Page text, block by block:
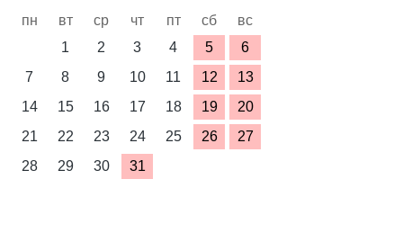
пн вт ср чт пт сб
вс
1
2 3 4 5
6
7
8 9 10 11 12
13
14
15 16 17 18 19
20
21
22 23 24 25 26
27
28
29 30 31